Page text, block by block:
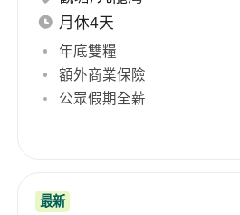
月休4天
年底雙糧
額外商業保險
公眾假期全薪
最新